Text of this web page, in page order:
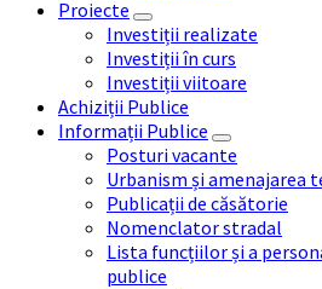
Proiecte
Investiții realizate
Investiții în curs
Investiții viitoare
Achiziții Publice
Informații Publice
Posturi vacante
Urbanism și amenajarea
Publicații de căsătorie
Nomenclator stradal
Lista funcțiilor și a
publice